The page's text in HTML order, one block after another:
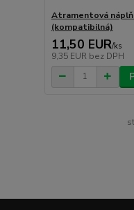
Atramentová náplň
(kompatibilná)
11,50 EUR/ks
9,35 EUR bez DPH